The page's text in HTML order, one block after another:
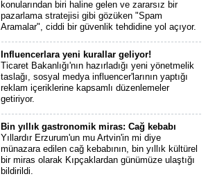
konularından biri haline gelen ve zararsız bir
pazarlama stratejisi gibi gözüken "Spam
Aramalar", ciddi bir güvenlik tehdidine yol açıyor.
Influencerlara yeni kurallar geliyor!
Ticaret Bakanlığı'nın hazırladığı yeni yönetmelik
taslağı, sosyal medya influencer'larının yaptığı
reklam içeriklerine kapsamlı düzenlemeler
getiriyor.
Bin yıllık gastronomik miras: Cağ kebabı
Yıllardır Erzurum'un mu Artvin'in mi diye
münazara edilen cağ kebabının, bin yıllık kültürel
bir miras olarak Kıpçaklardan günümüze ulaştığı
bildirildi.